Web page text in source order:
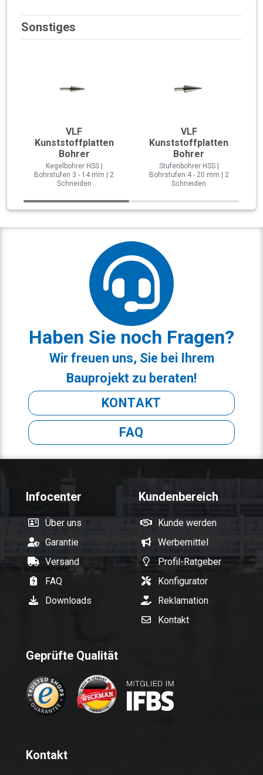
Sonstiges
VLF
Kunststoffplatten
Bohrer
Kegelbohrer HSS |
Bohrstufen 3 - 14 mm | 2
Schneiden
VLF
Kunststoffplatten
Bohrer
Stufenbohrer HSS |
Bohrstufen 4 - 20 mm | 2
Schneiden
Haben Sie noch Fragen?
Wir freuen uns, Sie bei Ihrem
Bauprojekt zu beraten!
KONTAKT
FAQ
Infocenter
Über uns
Garantie
Versand
FAQ
Downloads
Kundenbereich
Kunde werden
Werbemittel
Profil-Ratgeber
Konfigurator
Reklamation
Kontakt
Geprüfte Qualität
Kontakt